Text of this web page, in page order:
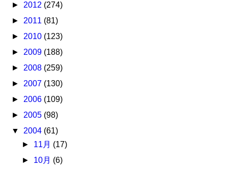
► 2012 (274)
► 2011 (81)
► 2010 (123)
► 2009 (188)
► 2008 (259)
► 2007 (130)
► 2006 (109)
► 2005 (98)
▼ 2004 (61)
► 11月 (17)
► 10月 (6)